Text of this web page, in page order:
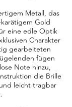
Metall, das
Gold
eine edle Optik
Charakter
gearbeiteten
fügen
Note hinzu,
die Brille
leicht tragbar